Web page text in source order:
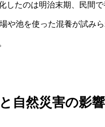
したのは明治末期、民間
や池を使った混養が試み
自然災害の影響